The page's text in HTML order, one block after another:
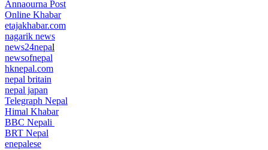
Annaourna Post
Online Khabar
etajakhabar.com
nagarik news
news24nepal
newsofnepal
hknepal.com
nepal britain
nepal japan
Telegraph Nepal
Himal Khabar
BBC Nepali
BRT Nepal
enepalese